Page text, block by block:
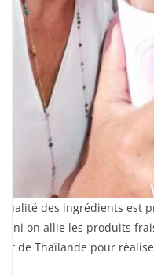
des ingrédients est
on allie les produits
de Thaïlande pour